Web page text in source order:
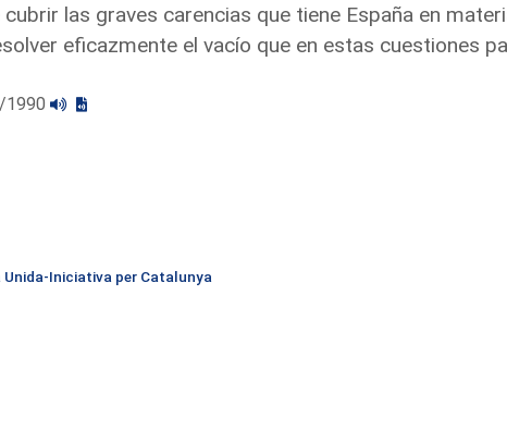
las graves carencias que tiene España en
eficazmente el vacío que en estas cuestiones
1990
Iniciativa per Catalunya